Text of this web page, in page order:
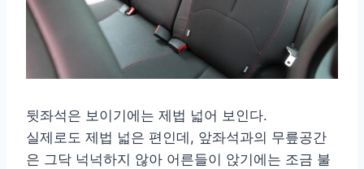
뒷좌석은 보이기에는 제법 넓어 보인다.
실제로도 제법 넓은 편인데, 앞좌석과의 무릎공간
은 그닥 넉넉하지 않아 어른들이 앉기에는 조금 불